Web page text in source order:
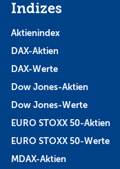
Indizes
Aktienindex
DAX-Aktien
DAX-Werte
Dow Jones-Aktien
Dow Jones-Werte
EURO STOXX 50-Aktien
EURO STOXX 50-Werte
MDAX-Aktien